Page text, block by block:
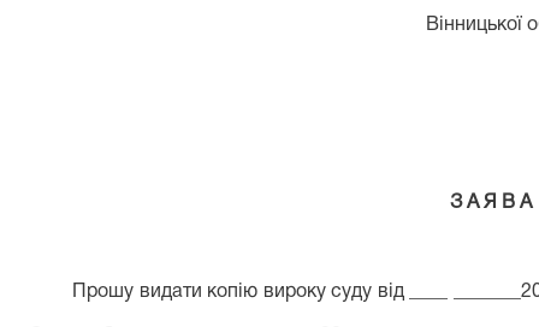
Вінницької
З А Я В А
Прошу видати копію вироку суду від ____